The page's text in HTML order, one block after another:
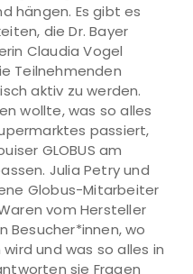
hängen. Es gibt es
die Dr. Bayer
Claudia Vogel
Teilnehmenden
aktiv zu werden.
wollte, was so alles
passiert,
GLOBUS am
Julia Petry und
Globus-Mitarbeiter
vom Hersteller
Besucher*innen, wo
und was so alles in
sie Fragen